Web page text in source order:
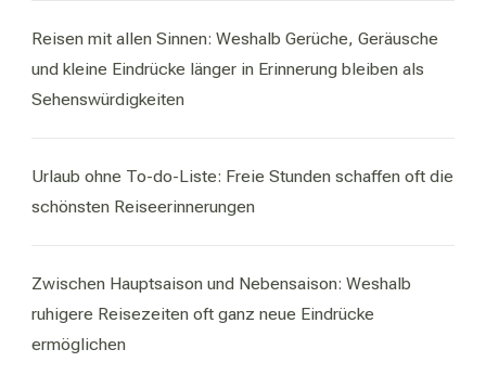
Reisen mit allen Sinnen: Weshalb Gerüche, Geräusche
und kleine Eindrücke länger in Erinnerung bleiben als
Sehenswürdigkeiten
Urlaub ohne To-do-Liste: Freie Stunden schaffen oft die
schönsten Reiseerinnerungen
Zwischen Hauptsaison und Nebensaison: Weshalb
ruhigere Reisezeiten oft ganz neue Eindrücke
ermöglichen